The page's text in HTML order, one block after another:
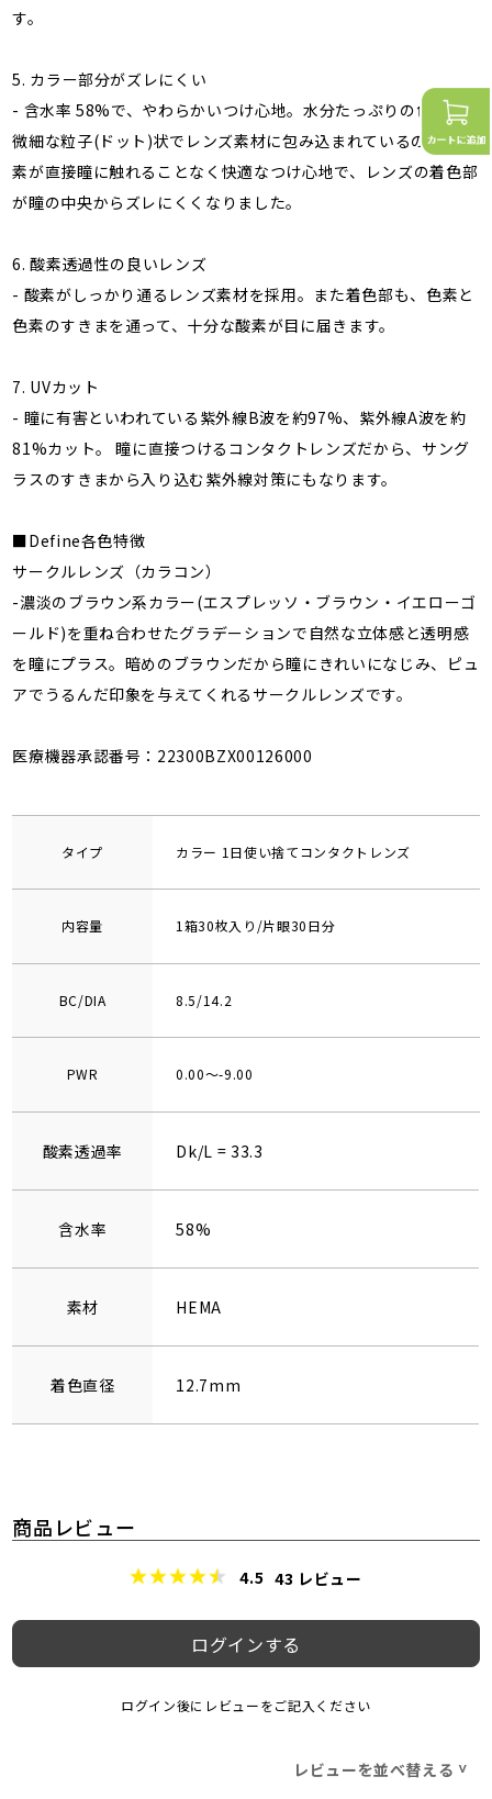
す。
5. カラー部分がズレにくい
- 含水率 58%で、やわらかいつけ心地。水分たっぷりの色素は
微細な粒子(ドット)状でレンズ素材に包み込まれているので、色
素が直接瞳に触れることなく快適なつけ心地で、レンズの着色部
が瞳の中央からズレにくくなりました。
6. 酸素透過性の良いレンズ
- 酸素がしっかり通るレンズ素材を採用。また着色部も、色素と
色素のすきまを通って、十分な酸素が目に届きます。
7. UVカット
- 瞳に有害といわれている紫外線B波を約97%、紫外線A波を約
81%カット。 瞳に直接つけるコンタクトレンズだから、サング
ラスのすきまから入り込む紫外線対策にもなります。
■Define各色特徴
サークルレンズ（カラコン）
-濃淡のブラウン系カラー(エスプレッソ・ブラウン・イエローゴ
ールド)を重ね合わせたグラデーションで自然な立体感と透明感
を瞳にプラス。暗めのブラウンだから瞳にきれいになじみ、ピュ
アでうるんだ印象を与えてくれるサークルレンズです。
医療機器承認番号：22300BZX00126000
タイプ カラー 1日使い捨てコンタクトレンズ
内容量 1箱30枚入り/片眼30日分
BC/DIA 8.5/14.2
PWR 0.00～-9.00
酸素透過率 Dk/L = 33.3
含水率 58%
素材 HEMA
着色直径 12.7mm
商品レビュー
4.5 43 レビュー
ログインする
ログイン後にレビューをご記入ください
レビューを並べ替える>